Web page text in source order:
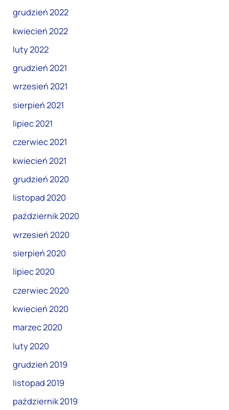
grudzień 2022
kwiecień 2022
luty 2022
grudzień 2021
wrzesień 2021
sierpień 2021
lipiec 2021
czerwiec 2021
kwiecień 2021
grudzień 2020
listopad 2020
październik 2020
wrzesień 2020
sierpień 2020
lipiec 2020
czerwiec 2020
kwiecień 2020
marzec 2020
luty 2020
grudzień 2019
listopad 2019
październik 2019